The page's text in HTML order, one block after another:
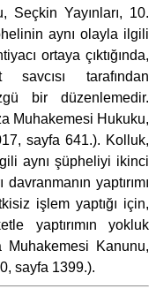
Seçkin Yayınları, 10.
aynı olayla ilgili
ortaya çıktığında,
tarafından
bir düzenlemedir.
Muhakemesi Hukuku,
sayfa 641.). Kolluk,
aynı şüpheliyi ikinci
yaptırımı
işlem yaptığı için,
yaptırımın yokluk
Kanunu,
sayfa 1399.).